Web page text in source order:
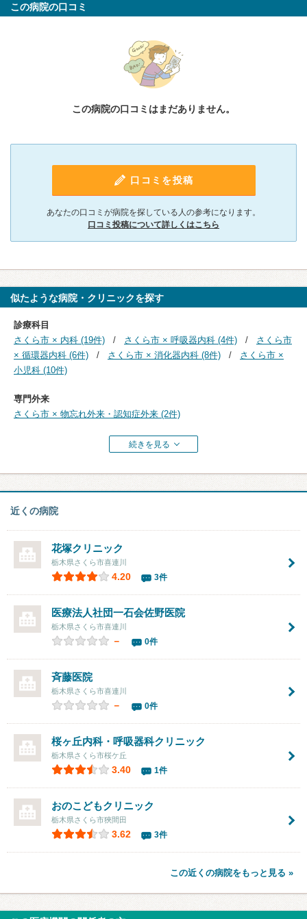
この病院の口コミ
この病院の口コミはまだありません。
口コミを投稿
あなたの口コミが病院を探している人の参考になります。
口コミ投稿について詳しくはこちら
似たような病院・クリニックを探す
診療科目
さくら市 × 内科 (19件)
さくら市 × 呼吸器内科 (4件)
さくら市
× 循環器内科 (6件)
さくら市 × 消化器内科 (8件)
さくら市 ×
小児科 (10件)
専門外来
さくら市 × 物忘れ外来・認知症外来 (2件)
続きを見る
近くの病院
花塚クリニック
栃木県さくら市喜連川
4.20 3件
医療法人社団一石会佐野医院
栃木県さくら市喜連川
－ 0件
斉藤医院
栃木県さくら市喜連川
－ 0件
桜ヶ丘内科・呼吸器科クリニック
栃木県さくら市桜ケ丘
3.40 1件
おのこどもクリニック
栃木県さくら市狹間田
3.62 3件
この近くの病院をもっと見る »